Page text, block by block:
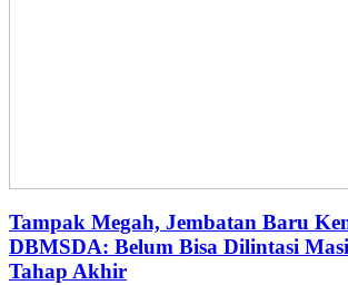
Tampak Megah, Jembatan Baru
DBMSDA: Belum Bisa Dilintasi
Tahap Akhir